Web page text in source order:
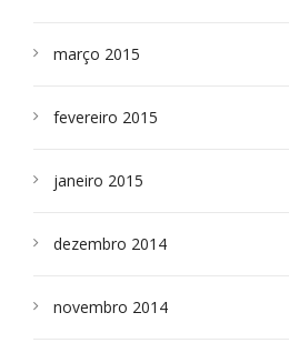
março 2015
fevereiro 2015
janeiro 2015
dezembro 2014
novembro 2014